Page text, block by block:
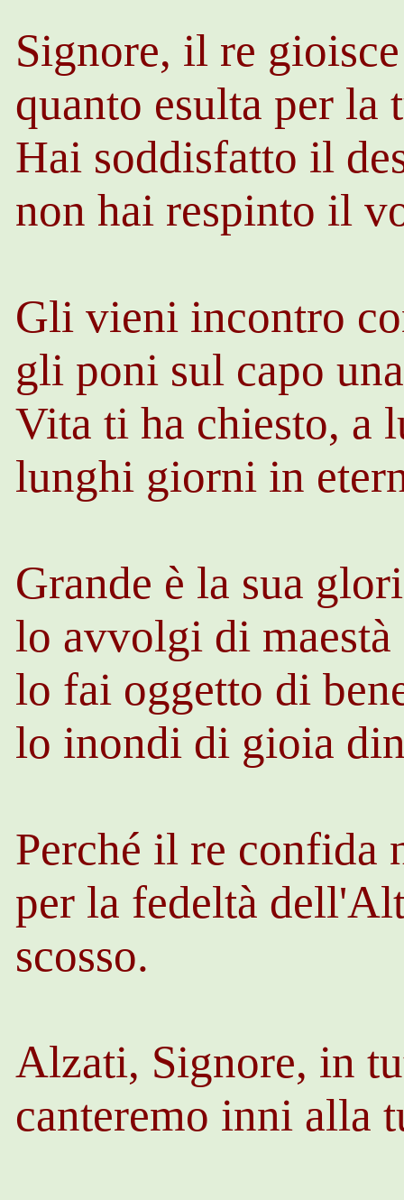
Signore, il re
quanto esulta per la
Hai soddisfatto il
non hai respinto il
Gli vieni incontro
gli poni sul capo
Vita ti ha chiesto, a
lunghi giorni in
Grande è la sua
lo avvolgi di
lo fai oggetto di
lo inondi di gioia
Perché il re confida
per la fedeltà
scosso.
Alzati, Signore, in
canteremo inni alla